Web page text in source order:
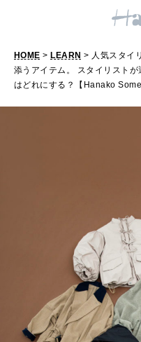
[12星座別]
[12星座別]
女神まり愛
算命学が
自
HOME > LEARN > 人気スタイ
添うアイテム。 スタイリスト
はどれにする？【Hanako